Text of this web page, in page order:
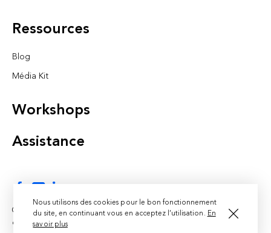
Ressources
Blog
Média Kit
Workshops
Assistance
© Lugdosphère 2019 -Mentions légales - Designed &
developed by
Nous utilisons des cookies pour le bon fonctionnement
du site, en continuant vous en acceptez l’utilisation. En
savoir plus